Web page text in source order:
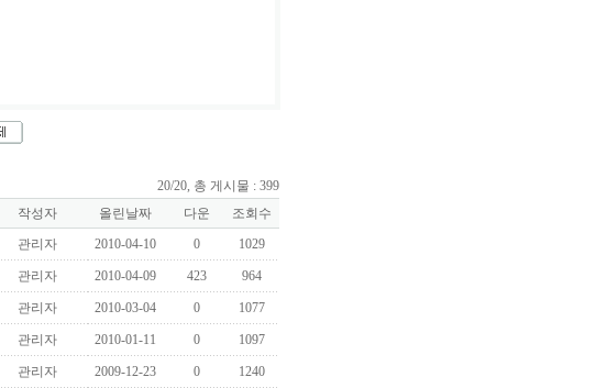
20/20, 총 게시물 : 399
작성자 올린날짜 다운
조회수
관리자 2010-04-10 0 1029
관리자 2010-04-09 423 964
관리자 2010-03-04 0 1077
관리자 2010-01-11 0 1097
관리자 2009-12-23 0 1240